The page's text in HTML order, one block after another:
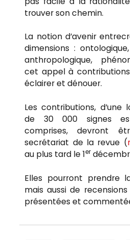
trouver son chemin.
La notion d’avenir
dimensions :
anthropologique,
cet appel à
éclairer et dénouer.
Les contributions, d’une
de 30 000 signes
comprises, devront
secrétariat de la revue (
au plus tard le 1er
Elles pourront prendre
mais aussi de
présentées et